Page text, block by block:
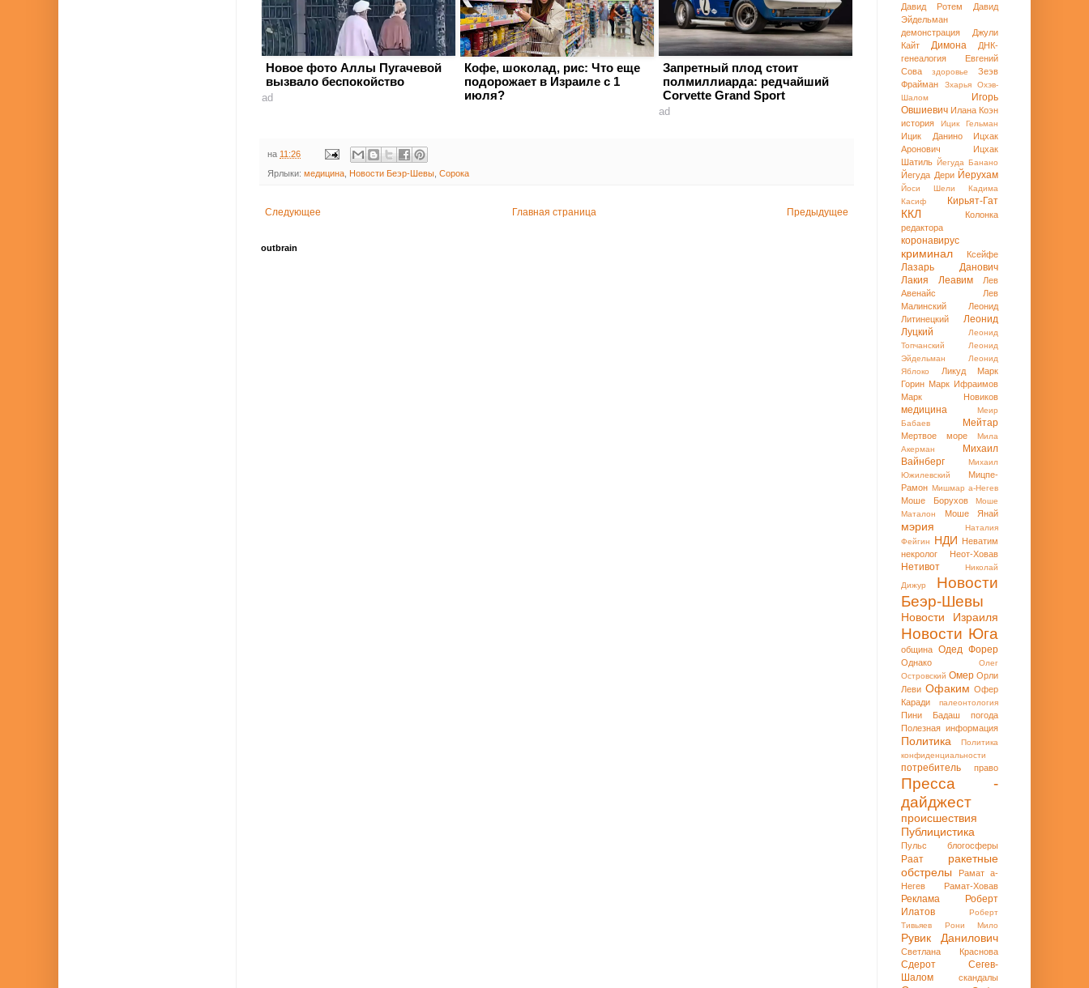
Новое фото Аллы Пугачевой
вызвало беспокойство
ad
Кофе, шоколад, рис: Что еще
подорожает в Израиле с 1
июля?
Запретный плод стоит
полмиллиарда: редчайший
Corvette Grand Sport
ad
на 11:26
Ярлыки: медицина Новости Беэр-Шевы Сорока
Следующее Предыдущее
Главная страница
outbrain
Давид Ротем
Давид
Эйдельман
демонстрация
Джули
Кайт
Димона
ДНК-
генеалогия
Евгений
Сова
здоровье
Зеэв
Фрайман
Зхарья Охэв-
Шалом
Игорь
Овшиевич Илана Коэн
история
Ицик Гельман
Ицик Данино
Ицхак
Аронович
Ицхак
Шатиль Йегуда Банано
Йегуда Дери Йерухам
Йоси Шели
Кадима
Касиф
Кирьят-Гат
ККЛ
Колонка
редактора
коронавирус
криминал Ксейфе
Лазарь Данович
Лакия
Леавим
Лев
Авенайс
Лев
Малинский
Леонид
Литинецкий
Леонид
Луцкий
Леонид
Топчанский
Леонид
Эйдельман
Леонид
Яблоко
Ликуд
Марк
Горин Марк Ифраимов
Марк Новиков
медицина
Меир
Бабаев
Мейтар
Мертвое море
Мила
Акерман
Михаил
Вайнберг
Михаил
Южилевский
Мицпе-
Рамон Мишмар а-Негев
Моше Борухов
Моше
Маталон
Моше Янай
мэрия
Наталия
Фейгин
НДИ Неватим
некролог
Неот-Ховав
Нетивот
Николай
Дижур
Новости
Беэр-Шевы
Новости Израиля
Новости Юга
община Одед Форер
Однако
Олег
Островский Омер Орли
Леви Офаким Офер
Каради
палеонтология
Пини Бадаш
погода
Полезная информация
Политика
Политика
конфиденциальности
потребитель право
Пресса -
дайджест
происшествия
Публицистика
Пульс блогосферы
Раат
ракетные
обстрелы
Рамат а-
Негев
Рамат-Ховав
Реклама
Роберт
Илатов
Роберт
Тивьяев
Рони Мило
Рувик Данилович
Светлана Краснова
Сдерот
Сегев-
Шалом
скандалы